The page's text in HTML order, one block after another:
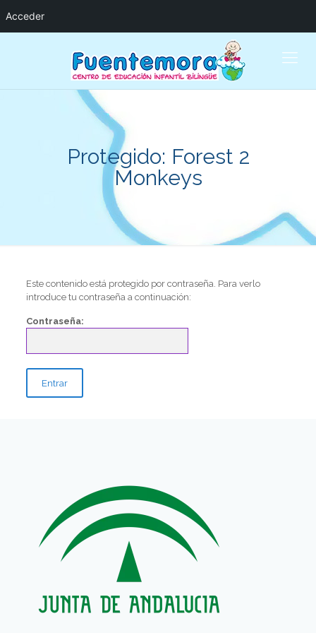
Protegido: Forest 2
Monkeys
Este contenido está protegido por contraseña. Para verlo
introduce tu contraseña a continuación:
Contraseña:
Acceder